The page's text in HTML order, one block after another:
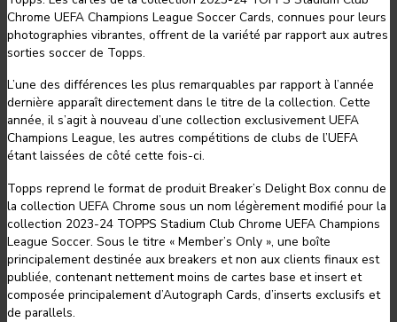
Chrome UEFA Champions League Soccer Cards, connues pour leurs
photographies vibrantes, offrent de la variété par rapport aux autres
sorties soccer de Topps.
L’une des différences les plus remarquables par rapport à l’année
dernière apparaît directement dans le titre de la collection. Cette
année, il s’agit à nouveau d’une collection exclusivement UEFA
Champions League, les autres compétitions de clubs de l’UEFA
étant laissées de côté cette fois-ci.
Topps reprend le format de produit Breaker’s Delight Box connu de
la collection UEFA Chrome sous un nom légèrement modifié pour la
collection 2023-24 TOPPS Stadium Club Chrome UEFA Champions
League Soccer. Sous le titre « Member’s Only », une boîte
principalement destinée aux breakers et non aux clients finaux est
publiée, contenant nettement moins de cartes base et insert et
composée principalement d’Autograph Cards, d’inserts exclusifs et
de parallels.